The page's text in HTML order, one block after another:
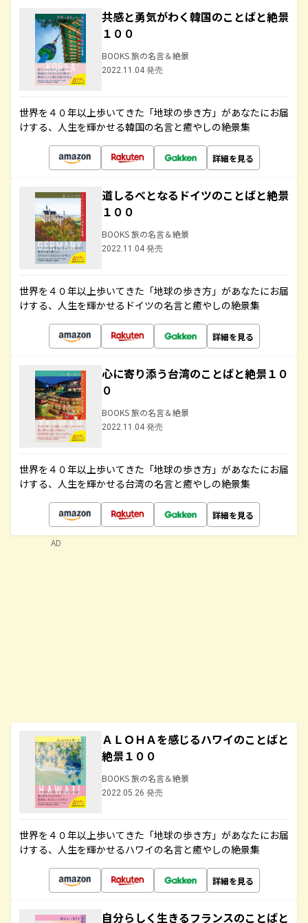
共感と勇気がわく韓国のことばと絶景
１００
BOOKS 旅の名言＆絶景
2022.11.04 発売
世界を４０年以上歩いてきた「地球の歩き方」があなたにお届
けする、人生を輝かせる韓国の名言と癒やしの絶景集
詳細を見る
道しるべとなるドイツのことばと絶景
１００
BOOKS 旅の名言＆絶景
2022.11.04 発売
世界を４０年以上歩いてきた「地球の歩き方」があなたにお届
けする、人生を輝かせるドイツの名言と癒やしの絶景集
詳細を見る
心に寄り添う台湾のことばと絶景１０
０
BOOKS 旅の名言＆絶景
2022.11.04 発売
世界を４０年以上歩いてきた「地球の歩き方」があなたにお届
けする、人生を輝かせる台湾の名言と癒やしの絶景集
詳細を見る
ＡＬＯＨＡを感じるハワイのことばと
絶景１００
BOOKS 旅の名言＆絶景
2022.05.26 発売
世界を４０年以上歩いてきた「地球の歩き方」があなたにお届
けする、人生を輝かせるハワイの名言と癒やしの絶景集
詳細を見る
自分らしく生きるフランスのことばと
AD